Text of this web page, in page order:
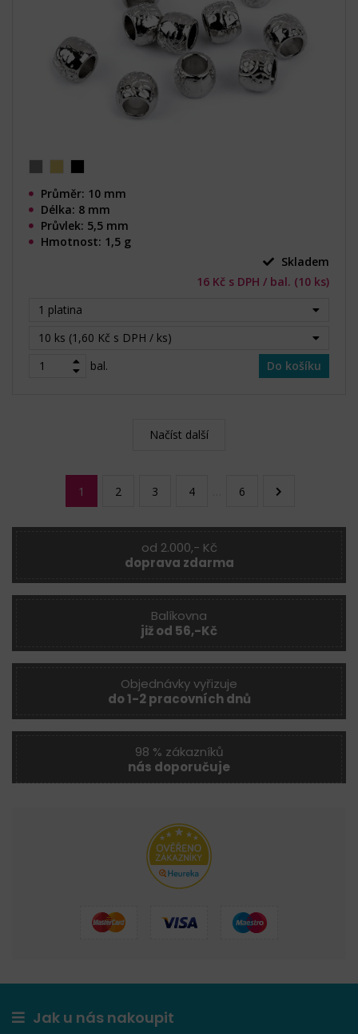
Průměr: 10 mm
Délka: 8 mm
Průvlek: 5,5 mm
Hmotnost: 1,5 g
Skladem
16 Kč s DPH / bal. (10 ks)
1 platina
10 ks (1,60 Kč s DPH / ks)
bal.
Do košíku
Načíst další
1 2 3 4 6
od 2.000,- Kč
doprava zdarma
Balíkovna
již od 56,-Kč
Objednávky vyřizuje
do 1-2 pracovních dnů
98 % zákazníků
nás doporučuje
Jak u nás nakoupit